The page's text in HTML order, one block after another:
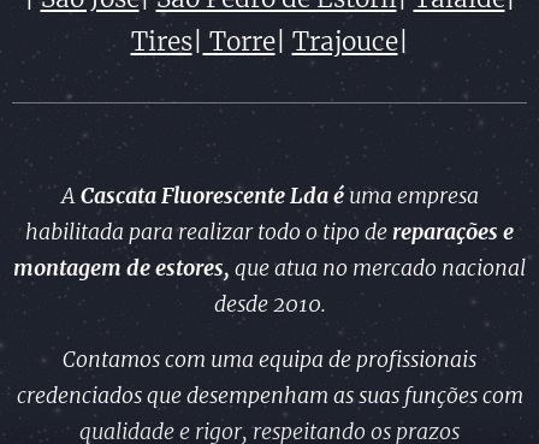
Tires| Torre| Trajouce|
ACascata Fluorescente Lda éuma empresa
habilitada para realizar todo o tipo de reparações e
montagem de estores, que atua no mercado nacional
desde 2010.
Contamos com uma equipa de profissionais
credenciados que desempenham as suas funções com
qualidade e rigor, respeitando os prazos